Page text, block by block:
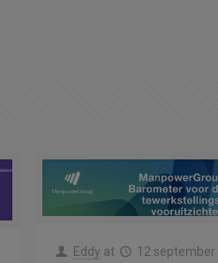
Eddy at 12 september